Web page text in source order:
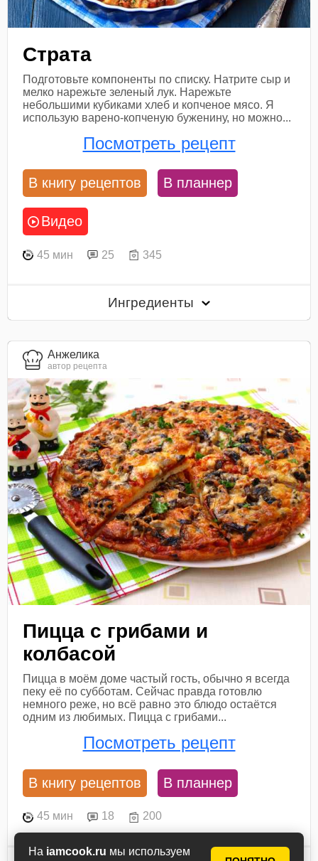
На iamcook.ru мы используем
Страта
Подготовьте компоненты по списку. Натрите сыр и
мелко нарежьте зеленый лук. Нарежьте
небольшими кубиками хлеб и копченое мясо. Я
использую варено-копченую буженину, но можно...
Посмотреть рецепт
В книгу рецептов В планнер
Видео
45 мин 25 345
Ингредиенты
Анжелика
автор рецепта
Пицца с грибами и
колбасой
Пицца в моём доме частый гость, обычно я всегда
пеку её по субботам. Сейчас правда готовлю
немного реже, но всё равно это блюдо остаётся
одним из любимых. Пицца с грибами...
Посмотреть рецепт
В книгу рецептов В планнер
45 мин 18 200